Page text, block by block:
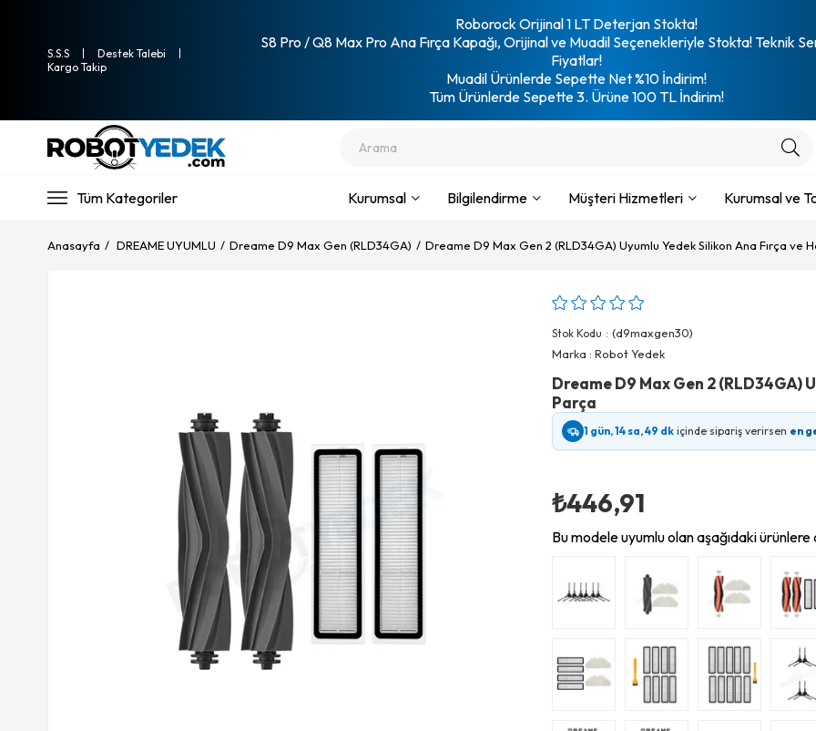
S.S.S
Destek Talebi
Kargo Takip
Roborock Orijinal 1 LT Deterjan Stokta!
S8 Pro / Q8 Max Pro Ana Fırça Kapağı, Orijinal ve Muadil Seçenekleriyle Stokta! Teknik
Fiyatlar!
Muadil Ürünlerde Sepette Net %10 İndirim!
Tüm Ürünlerde Sepette 3. Ürüne 100 TL İndirim!
Tüm Kategoriler Kurumsal Bilgilendirme Müşteri Hizmetleri Kurumsal ve
Anasayfa DREAME UYUMLU Dreame D9 Max Gen (RLD34GA) Dreame D9 Max Gen 2 (RLD34GA) Uyumlu Yedek Silikon Ana Fırça ve
Stok Kodu
(d9maxgen30)
Marka : Robot Yedek
Dreame D9 Max Gen 2 (RLD34GA)
Parça
1 gün, 14 sa, 49 dk içinde sipariş verirsen en
₺446,91
Bu modele uyumlu olan aşağıdaki